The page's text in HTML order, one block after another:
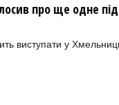
про ще одне
виступати у